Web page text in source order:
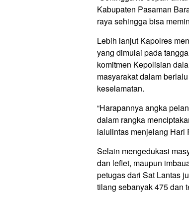
Kabupaten Pasaman
raya sehingga bisa
Lebih lanjut Kapolres
yang dimulai pada
komitmen Kepolisian
masyarakat dalam
keselamatan.
“Harapannya angka
dalam rangka
lalulintas menjelang Hari
Selain mengedukasi
dan leflet, maupun
petugas dari Sat Lantas
tilang sebanyak 475 dan